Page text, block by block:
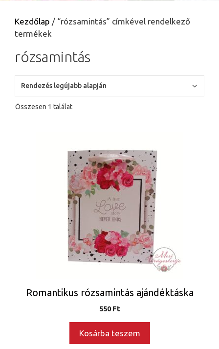
Kezdőlap / “rózsamintás” címkével rendelkező
termékek
rózsamintás
Összesen 1 találat
Romantikus rózsamintás ajándéktáska
550Ft
Kosárba teszem